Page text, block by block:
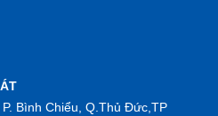
Bình Chiểu, Q.Thủ Đức,TP